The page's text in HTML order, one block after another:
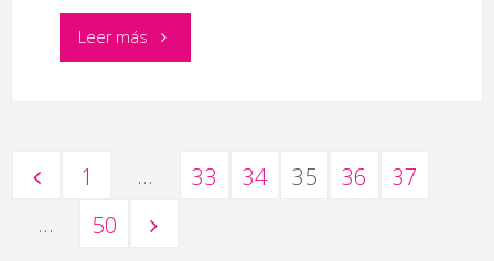
Leer más"Proyección
y
‘A
Paginación
1 … 33 34 35 36
37
…
50